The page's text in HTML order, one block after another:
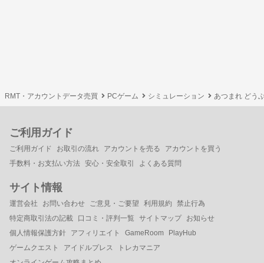
RMT・アカウントデータ売買 PCゲーム シミュレーション あつまれ どう
ご利用ガイド
ご利用ガイド お取引の流れ アカウントを売る
アカウントを買う
手数料・お支払い方法 安心・安全取引 よくある質問
サイト情報
運営会社 お問い合わせ ご意見・ご要望 利用規約
禁止行為
特定商取引法の記載
口コミ・評判一覧 サイトマップ
お知らせ
個人情報保護方針
アフィリエイト GameRoom
PlayHub
ゲームクエスト
アイドルプレス
トレカマニア